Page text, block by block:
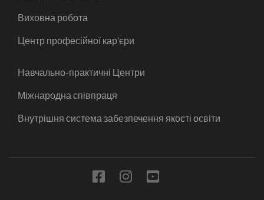
Виховна робота
Центр професійної кар’єри
Навчально-практичні Центри
Міжнародна співпраця
Внутрішня система забезпечення якості освіти